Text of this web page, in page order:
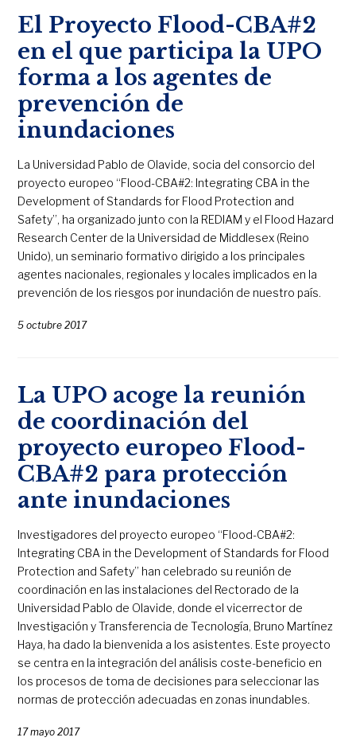
El Proyecto Flood-CBA#2
en el que participa la UPO
forma a los agentes de
prevención de
inundaciones
La Universidad Pablo de Olavide, socia del consorcio del
proyecto europeo “Flood-CBA#2: Integrating CBA in the
Development of Standards for Flood Protection and
Safety”, ha organizado junto con la REDIAM y el Flood Hazard
Research Center de la Universidad de Middlesex (Reino
Unido), un seminario formativo dirigido a los principales
agentes nacionales, regionales y locales implicados en la
prevención de los riesgos por inundación de nuestro país.
5 octubre 2017
La UPO acoge la reunión
de coordinación del
proyecto europeo Flood-
CBA#2 para protección
ante inundaciones
Investigadores del proyecto europeo “Flood-CBA#2:
Integrating CBA in the Development of Standards for Flood
Protection and Safety” han celebrado su reunión de
coordinación en las instalaciones del Rectorado de la
Universidad Pablo de Olavide, donde el vicerrector de
Investigación y Transferencia de Tecnología, Bruno Martínez
Haya, ha dado la bienvenida a los asistentes. Este proyecto
se centra en la integración del análisis coste-beneficio en
los procesos de toma de decisiones para seleccionar las
normas de protección adecuadas en zonas inundables.
17 mayo 2017